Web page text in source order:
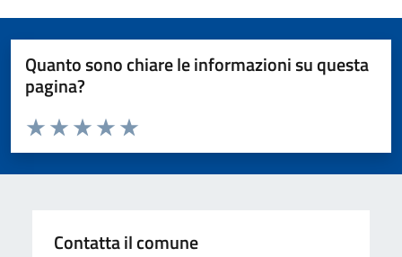
Quanto sono chiare le informazioni su questa
pagina?
Domanda
Valuta da 1 a 5 stelle la pagina
Valuta 5 stelle su 5
Valuta 4 stelle su 5
Valuta 3 stelle su 5
Valuta 2 stelle su 5
Valuta 1 stelle su 5
Contatta il comune